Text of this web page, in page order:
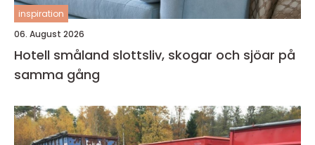
inspiration
06. August 2026
Hotell småland slottsliv, skogar och sjöar på
samma gång